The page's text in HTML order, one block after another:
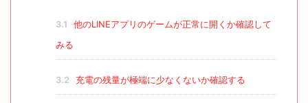
3.1
他のLINEアプリのゲームが正常に開くか確認して
みる
3.2 充電の残量が極端に少なくないか確認する